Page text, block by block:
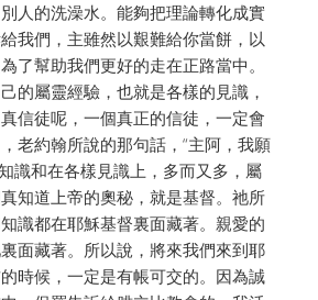
人的洗澡水。能夠把理論轉化成實
我們，主雖然以艱難給你當餅，以
了幫助我們更好的走在正路當中。
的屬靈經驗，也就是各樣的見識，
信徒呢，一個真正的信徒，一定會
老約翰所說的那句話，“主阿，我願
識和在各樣見識上，多而又多，屬
知道上帝的奧秘，就是基督。祂所
識都在耶穌基督裏面藏著。親愛的
面藏著。所以說，將來我們來到耶
時候，一定是有帳可交的。因為誠